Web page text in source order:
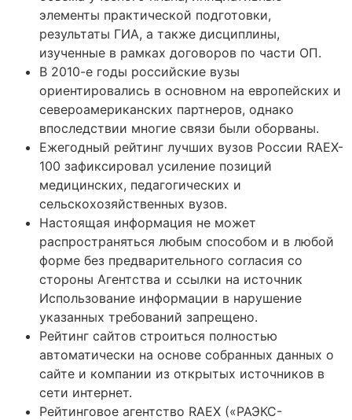
элементы практической подготовки,
результаты ГИА, а также дисциплины,
изученные в рамках договоров по части ОП.
В 2010-е годы российские вузы
ориентировались в основном на европейских и
североамериканских партнеров, однако
впоследствии многие связи были оборваны.
Ежегодный рейтинг лучших вузов России RAEX-
100 зафиксировал усиление позиций
медицинских, педагогических и
сельскохозяйственных вузов.
Настоящая информация не может
распространяться любым способом и в любой
форме без предварительного согласия со
стороны Агентства и ссылки на источник
Использование информации в нарушение
указанных требований запрещено.
Рейтинг сайтов строиться полностью
автоматически на основе собранных данных о
сайте и компании из открытых источников в
сети интернет.
Рейтинговое агентство RAEX («РАЭКС-